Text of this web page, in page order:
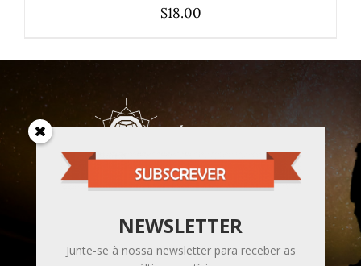
$18.00
Sou um caminhante da Luz,
na senda do Despertar da Consciência
para a Unidade.
NEWSLETTER
Junte-se à nossa newsletter para receber as